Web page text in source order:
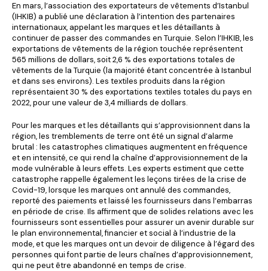
En mars, l’association des exportateurs de vêtements d’Istanbul
(IHKIB) a publié une déclaration à l’intention des partenaires
internationaux, appelant les marques et les détaillants à
continuer de passer des commandes en Turquie. Selon l’IHKIB, les
exportations de vêtements de la région touchée représentent
565 millions de dollars, soit 2,6 % des exportations totales de
vêtements de la Turquie (la majorité étant concentrée à Istanbul
et dans ses environs). Les textiles produits dans la région
représentaient 30 % des exportations textiles totales du pays en
2022, pour une valeur de 3,4 milliards de dollars.
Pour les marques et les détaillants qui s’approvisionnent dans la
région, les tremblements de terre ont été un signal d’alarme
brutal : les catastrophes climatiques augmentent en fréquence
et en intensité, ce qui rend la chaîne d’approvisionnement de la
mode vulnérable à leurs effets. Les experts estiment que cette
catastrophe rappelle également les leçons tirées de la crise de
Covid-19, lorsque les marques ont annulé des commandes,
reporté des paiements et laissé les fournisseurs dans l’embarras
en période de crise. Ils affirment que de solides relations avec les
fournisseurs sont essentielles pour assurer un avenir durable sur
le plan environnemental, financier et social à l’industrie de la
mode, et que les marques ont un devoir de diligence à l’égard des
personnes qui font partie de leurs chaînes d’approvisionnement,
qui ne peut être abandonné en temps de crise.